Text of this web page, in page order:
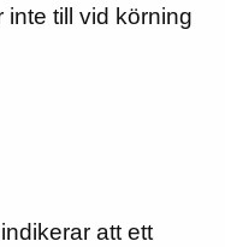
till vid körning
att ett